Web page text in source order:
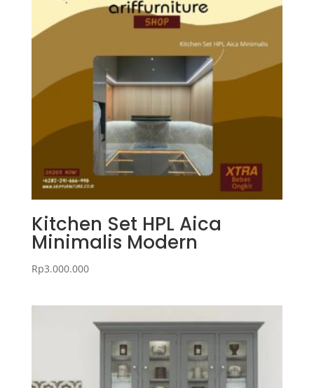
Kitchen Set HPL Aica
Minimalis Modern
Rp3.000.000